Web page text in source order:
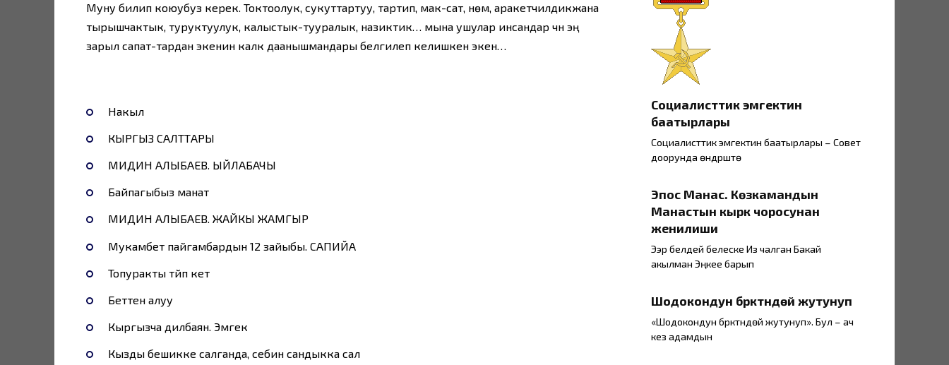
Муну билип коюубуз керек. Токтоолук, сукуттартуу, тартип, мак-сат, үнөм, аракетчилдикжана
тырышчактык, туруктуулук, калыстык-тууралык, назиктик… мына ушулар инсандар үчүн эң
зарыл сапат-тардан экенин калк даанышмандары белгилеп келишкен экен…
Накыл
КЫРГЫЗ САЛТТАРЫ
МИДИН АЛЫБАЕВ. ЫЙЛАБАЧЫ
Байпагыбыз манат
МИДИН АЛЫБАЕВ. ЖАЙКЫ ЖАМГЫР
Мукамбет пайгамбардын 12 зайыбы. САПИЙА
Топуракты түйүп кетүү
Беттен алуу
Кыргызча дилбаян. Эмгек
Кызды бешикке салганда, себин сандыкка сал
Социалисттик эмгектин
баатырлары
Социалисттик эмгектин баатырлары – Совет
доорунда өндүрүштө
Эпос Манас. Көзкамандын
Манастын кырк чоросунан
женилиши
Ээр белдей белеске Из чалган Бакай
акылман Эңкее барып
Шодокондун бүркүтүндөй жутунуп
«Шодокондун бүркүтүндөй жутунуп». Бул – ач
кез адамдын